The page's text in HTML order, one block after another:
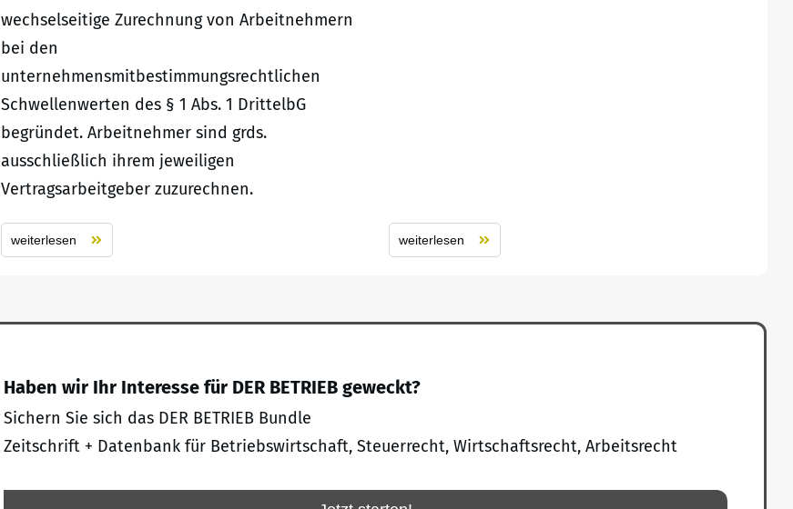
wechselseitige Zurechnung von Arbeitnehmern
bei den
unternehmensmitbestimmungsrechtlichen
Schwellenwerten des § 1 Abs. 1 DrittelbG
begründet. Arbeitnehmer sind grds.
ausschließlich ihrem jeweiligen
Vertragsarbeitgeber zuzurechnen.
weiterlesen weiterlesen
Haben wir Ihr Interesse für DER BETRIEB geweckt?
Sichern Sie sich das DER BETRIEB Bundle
Zeitschrift + Datenbank für Betriebswirtschaft, Steuerrecht, Wirtschaftsrecht, Arbeitsrecht